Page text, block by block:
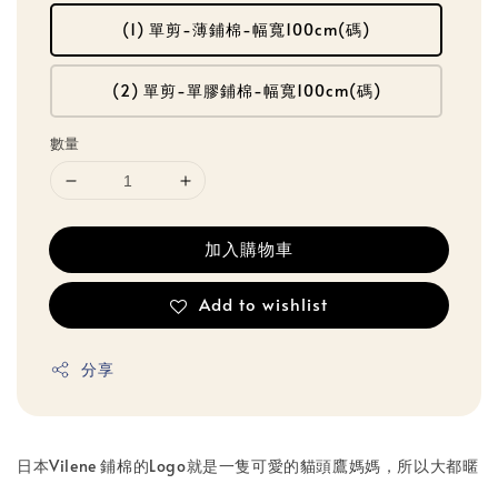
(1) 單剪-薄鋪棉-幅寬100cm(碼)
(2) 單剪-單膠鋪棉-幅寬100cm(碼)
數量
加入購物車
Add to wishlist
分享
日本Vilene 鋪棉的Logo就是一隻可愛的貓頭鷹媽媽，所以大都暱